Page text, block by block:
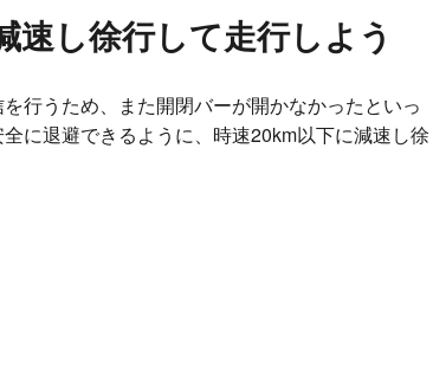
速し徐行して走行しよう
行うため、また開閉バーが開かなかったといっ
に退避できるように、時速20km以下に減速し徐